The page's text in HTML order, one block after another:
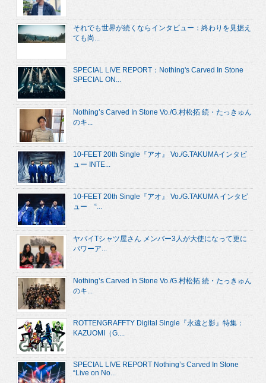
それでも世界が続くならインタビュー：終わりを見据え
ても尚...
SPECIAL LIVE REPORT：Nothing's Carved In Stone
SPECIAL ON...
Nothing’s Carved In Stone Vo./G.村松拓 続・たっきゅん
のキ...
10-FEET 20th Single『アオ』 Vo./G.TAKUMAインタビ
ュー INTE...
10-FEET 20th Single『アオ』 Vo./G.TAKUMA インタビ
ュー “...
ヤバイTシャツ屋さん メンバー3人が大使になって更に
パワーア...
Nothing’s Carved In Stone Vo./G.村松拓 続・たっきゅん
のキ...
ROTTENGRAFFTY Digital Single『永遠と影』特集：
KAZUOMI（G....
SPECIAL LIVE REPORT Nothing’s Carved In Stone
“Live on No...